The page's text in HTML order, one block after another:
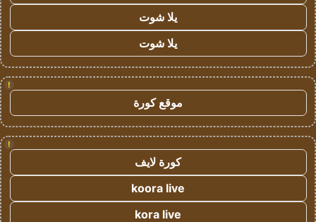
يلا شوت
يلا شوت
!
موقع كورة
!
كورة لايف
koora live
kora live